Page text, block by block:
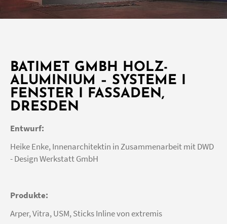
BATIMET GMBH HOLZ-
ALUMINIUM – SYSTEME I
FENSTER I FASSADEN,
DRESDEN
Entwurf:
Heike Enke, Innenarchitektin in Zusammenarbeit mit DWD
- Design Werkstatt GmbH
Produkte:
Arper, Vitra, USM, Sticks Inline von extremis